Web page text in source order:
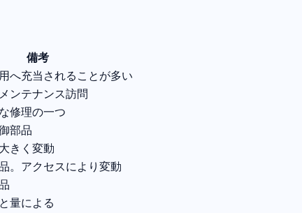
備考
へ充当されることが多い
ンテナンス訪問
修理の一つ
部品
きく変動
。アクセスにより変動
量による